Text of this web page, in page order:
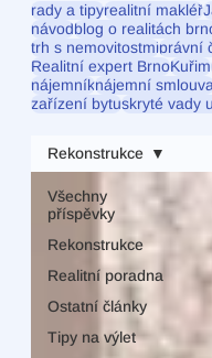
rady a tipyrealitní makléř
návodblog o realitách
trh s nemovitostmiprávní
Realitní expert BrnoKuřim
nájemníknájemní
zařízení bytuskryté vady
Všechny
příspěvky
Rekonstrukce
Realitní poradna
Ostatní články
Tipy na výlet
Rekonstrukce